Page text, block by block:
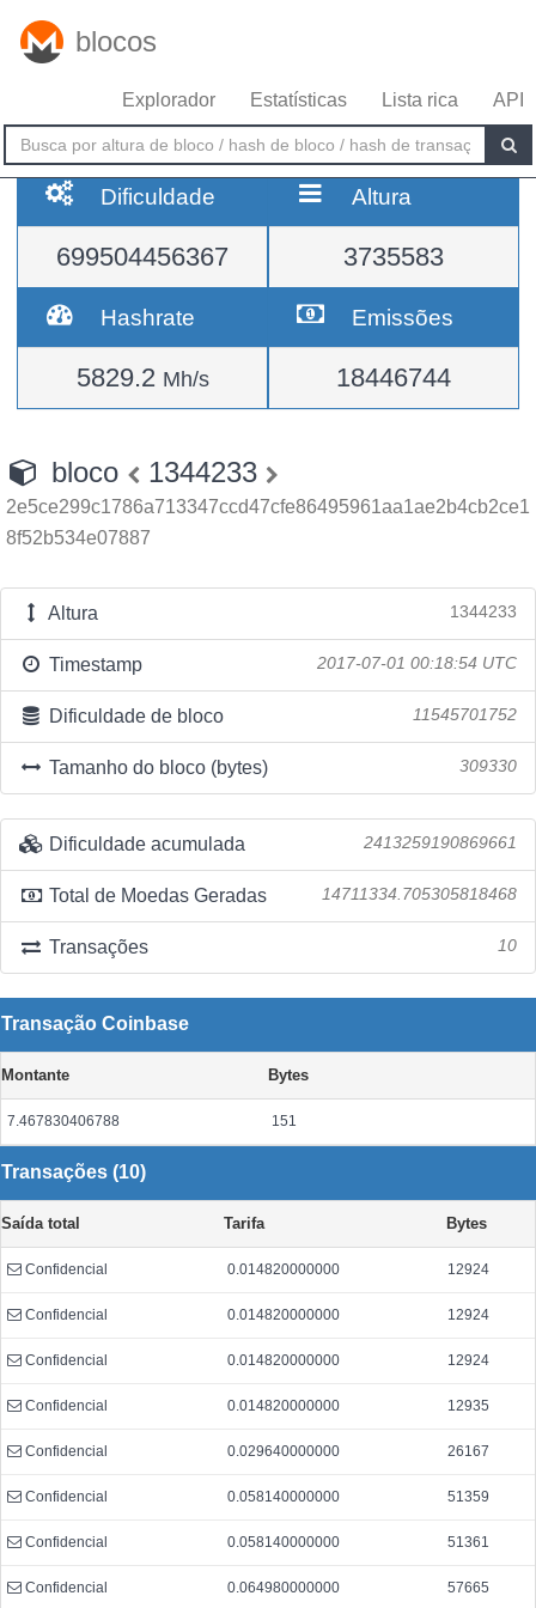
blocos
Explorador Estatísticas Lista rica API
Dificuldade
699504456367
Altura
3735583
Hashrate
5829.2 Mh/s
Emissões
18446744
bloco 1344233
2e5ce299c1786a713347ccd47cfe86495961aa1ae2b4cb2ce1
8f52b534e07887
Altura 1344233
Timestamp 2017-07-01 00:18:54 UTC
Dificuldade de bloco 11545701752
Tamanho do bloco (bytes) 309330
Dificuldade acumulada 2413259190869661
Total de Moedas Geradas 14711334.705305818468
Transações 10
Transação Coinbase
Montante Bytes
7.467830406788 151
Transações (10)
Saída total Tarifa Bytes
Confidencial 0.014820000000 12924
Confidencial 0.014820000000 12924
Confidencial 0.014820000000 12924
Confidencial 0.014820000000 12935
Confidencial 0.029640000000 26167
Confidencial 0.058140000000 51359
Confidencial 0.058140000000 51361
Confidencial 0.064980000000 57665